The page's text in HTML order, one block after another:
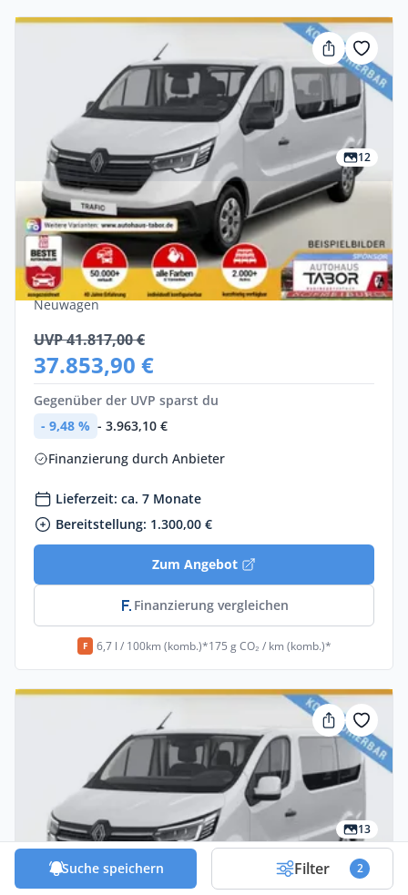
Suche speichern Filter 2
12
Privat
Renault Trafic Grand Authentic Blue dCi
110
Diesel • Manuell •
110 PS (81 kW)
Neuwagen
UVP 41.817,00 €
37.853,90 €
Gegenüber der UVP sparst du
- 9,48 % - 3.963,10 €
Finanzierung durch Anbieter
Lieferzeit: ca. 7 Monate
Bereitstellung: 1.300,00 €
Zum Angebot
Finanzierung vergleichen
F 6,7 l / 100km (komb.)*175 g CO₂ / km (komb.)*
13
Privat